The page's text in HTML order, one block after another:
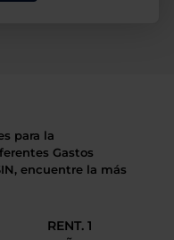
para la
Gastos
encuentre la más
RENT. 1